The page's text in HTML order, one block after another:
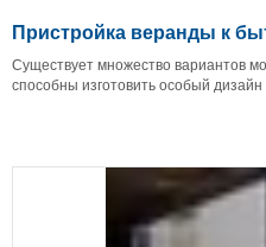
Пристройка веранды к
Существует множество вариантов
способны изготовить особый